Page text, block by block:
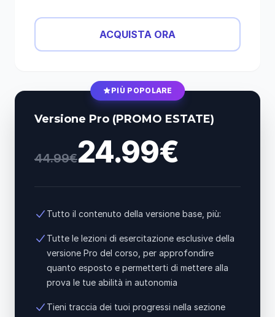
ACQUISTA ORA
PIÙ POPOLARE
Versione Pro (PROMO ESTATE)
44.99€24.99€
Tutto il contenuto della versione base, più:
Tutte le lezioni di esercitazione esclusive della
versione Pro del corso, per approfondire
quanto esposto e permetterti di mettere alla
prova le tue abilità in autonomia
Tieni traccia dei tuoi progressi nella sezione